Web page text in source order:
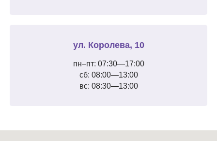
ул. Королева, 10
пн–пт: 07:30—17:00
сб: 08:00—13:00
вс: 08:30—13:00